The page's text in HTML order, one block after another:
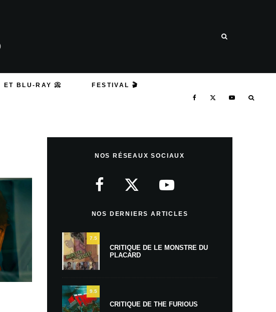
ET BLU-RAY 📀 FESTIVAL 🎬
NOS RÉSEAUX SOCIAUX
NOS DERNIERS ARTICLES
7.5
CRITIQUE DE LE MONSTRE DU
PLACARD
9.5
CRITIQUE DE THE FURIOUS